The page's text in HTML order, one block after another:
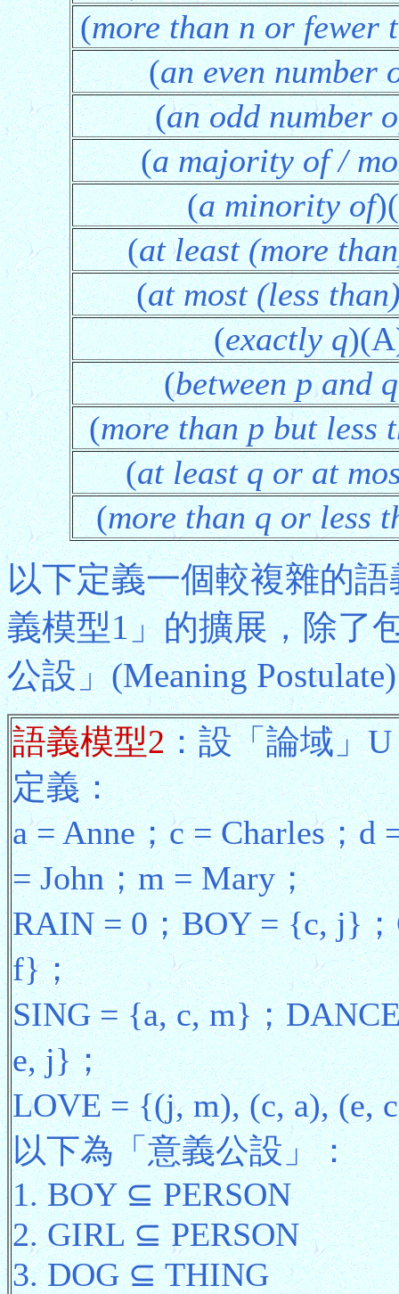
(more than n or fewer
(an even number
(an odd number
(a majority of /
(a minority of
(at least (more
(at most (less
(exactly q
(between p and q
(more than p but less
(at least q or at
(more than q or less
以下定義一個較複雜的
義模型1」的擴展，除了
公設」(Meaning
語義模型2：設「論域」
定義：
a = Anne；c = Charles；
= John；m = Mary；
RAIN = 0；BOY = {c, j}
f}；
SING = {a, c, m}；
e, j}；
LOVE = {(j, m), (c, a), (e,
以下為「意義公設」：
1. BOY ⊆ PERSON
2. GIRL ⊆ PERSON
3. DOG ⊆ THING